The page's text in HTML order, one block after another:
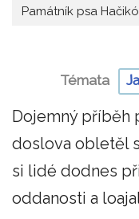
Památník psa Hačikó
Témata
Dojemný příběh
doslova obletěl
si lidé dodnes
oddanosti a